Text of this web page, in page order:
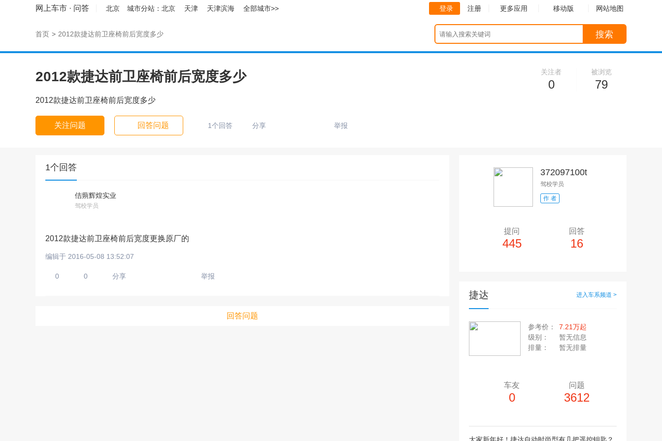
网上车市 · 问答 北京 城市分站： 北京 天津 天津滨海 全部城市>> 登录 注册 更多应用 移动版 网站地图
首页 > 2012款捷达前卫座椅前后宽度多少 搜索
2012款捷达前卫座椅前后宽度多少
2012款捷达前卫座椅前后宽度多少
关注问题 回答问题 1个回答 分享 举报
被浏览
79
关注者
0
1个回答
佶蒴辉煌实业
驾校学员
2012款捷达前卫座椅前后宽度更换原厂的
编辑于 2016-05-08 13:52:07
0 0 分享 举报
回答问题
372097100t
驾校学员
作 者
提问
445
回答
16
捷达 进入车系频道 >
参考价：
7.21万起
级别：
暂无信息
排量：
暂无排量
车友
0
问题
3612
请输入视频地址，目前暂时只支持优酷
上传视频最多10个，单个视频小于200M